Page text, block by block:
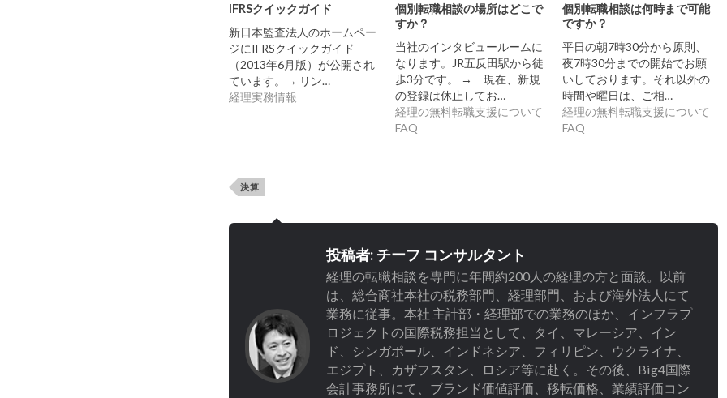
IFRSクイックガイド
新日本監査法人のホームペー
ジにIFRSクイックガイド
（2013年6月版）が公開され
ています。→ リン…
経理実務情報
個別転職相談の場所はどこで
すか？
当社のインタビュールームに
なります。JR五反田駅から徒
歩3分です。 → 現在、新規
の登録は休止してお…
経理の無料転職支援について
FAQ
個別転職相談は何時まで可能
ですか？
平日の朝7時30分から原則、
夜7時30分までの開始でお願
いしております。それ以外の
時間や曜日は、ご相…
経理の無料転職支援について
FAQ
決算
投稿者: チーフ コンサルタント
経理の転職相談を専門に年間約200人の経理の方と面談。以前
は、総合商社本社の税務部門、経理部門、および海外法人にて
業務に従事。本社 主計部・経理部での業務のほか、インフラプ
ロジェクトの国際税務担当として、タイ、マレーシア、イン
ド、シンガポール、インドネシア、フィリピン、ウクライナ、
エジプト、カザフスタン、ロシア等に赴く。その後、Big4国際
会計事務所にて、ブランド価値評価、移転価格、業績評価コン